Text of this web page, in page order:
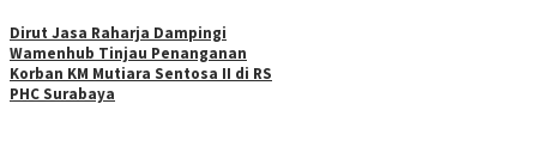
Dirut Jasa Raharja Dampingi
Wamenhub Tinjau Penanganan
Korban KM Mutiara Sentosa II di RS
PHC Surabaya